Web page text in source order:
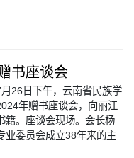
书座谈会
26日下午，云南省民族学
年赠书座谈会，向丽江
籍。座谈会现场。会长杨
业委员会成立38年来的主